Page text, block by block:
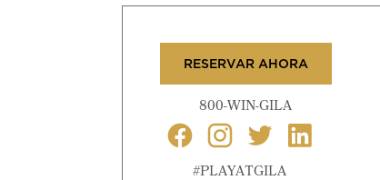
RESERVAR AHORA
800-WIN-GILA
#PLAYATGILA